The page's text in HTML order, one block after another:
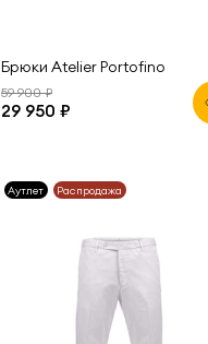
Брюки Atelier Portofino
59 900 ₽
29 950 ₽
Аутлет Распродажа